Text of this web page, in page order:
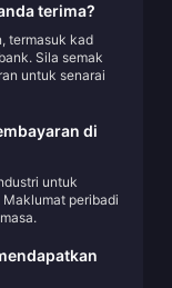
terima?
termasuk kad
Sila semak
untuk senarai
di
untuk
peribadi